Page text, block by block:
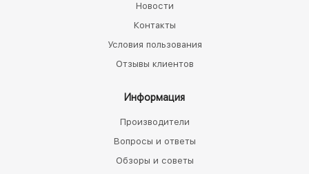
Новости
Контакты
Условия пользования
Отзывы клиентов
Информация
Производители
Вопросы и ответы
Обзоры и советы